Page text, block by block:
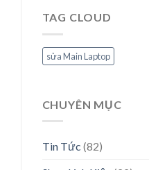
TAG CLOUD
sửa Main Laptop
CHUYÊN MỤC
Tin Tức (82)